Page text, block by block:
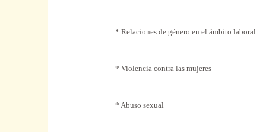
* Relaciones de género en el ámbito laboral
* Violencia contra las mujeres
* Abuso sexual